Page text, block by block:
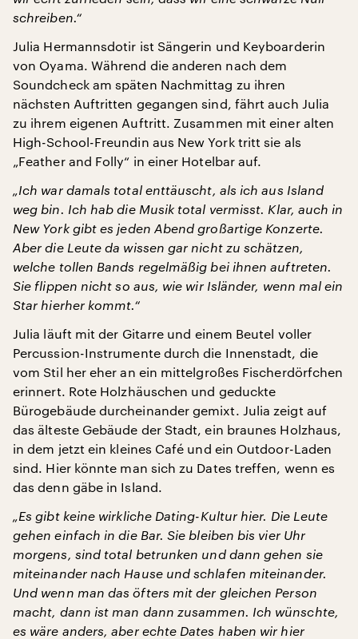
schreiben.“
Julia Hermannsdotir ist Sängerin und Keyboarderin
von Oyama. Während die anderen nach dem
Soundcheck am späten Nachmittag zu ihren
nächsten Auftritten gegangen sind, fährt auch Julia
zu ihrem eigenen Auftritt. Zusammen mit einer alten
High-School-Freundin aus New York tritt sie als
„Feather and Folly“ in einer Hotelbar auf.
„Ich war damals total enttäuscht, als ich aus Island
weg bin. Ich hab die Musik total vermisst. Klar, auch in
New York gibt es jeden Abend großartige Konzerte.
Aber die Leute da wissen gar nicht zu schätzen,
welche tollen Bands regelmäßig bei ihnen auftreten.
Sie flippen nicht so aus, wie wir Isländer, wenn mal ein
Star hierher kommt.“
Julia läuft mit der Gitarre und einem Beutel voller
Percussion-Instrumente durch die Innenstadt, die
vom Stil her eher an ein mittelgroßes Fischerdörfchen
erinnert. Rote Holzhäuschen und geduckte
Bürogebäude durcheinander gemixt. Julia zeigt auf
das älteste Gebäude der Stadt, ein braunes Holzhaus,
in dem jetzt ein kleines Café und ein Outdoor-Laden
sind. Hier könnte man sich zu Dates treffen, wenn es
das denn gäbe in Island.
„Es gibt keine wirkliche Dating-Kultur hier. Die Leute
gehen einfach in die Bar. Sie bleiben bis vier Uhr
morgens, sind total betrunken und dann gehen sie
miteinander nach Hause und schlafen miteinander.
Und wenn man das öfters mit der gleichen Person
macht, dann ist man dann zusammen. Ich wünschte,
es wäre anders, aber echte Dates haben wir hier